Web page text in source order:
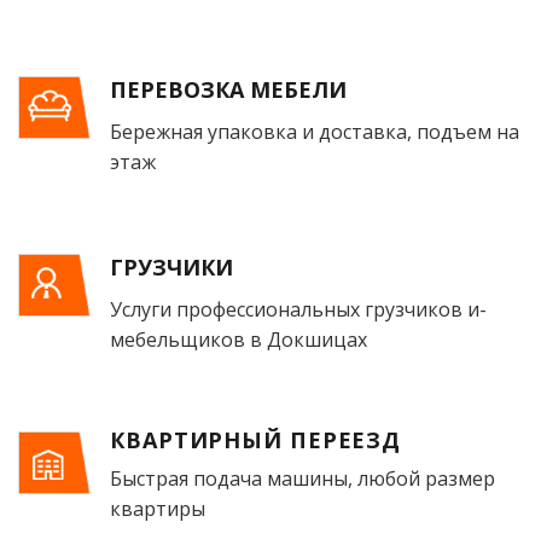
ПЕРЕВОЗКА МЕБЕЛИ
Бережная упаковка и доставка, подъем на
этаж
ГРУЗЧИКИ
Услуги профессиональных грузчиков и­
мебельщиков в Докшицах
КВАРТИРНЫЙ ПЕРЕЕЗД
Быстрая подача машины, любой размер
квартиры